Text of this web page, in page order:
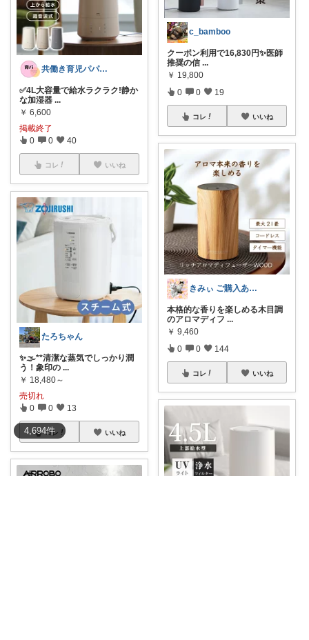
4,694件
共働き育児パパのあるあるROOM
✅4L大容量で給水ラクラク!静か
な加湿器 ...
￥ 6,600
掲載終了
0 0 40
コレ いいね
たろちゃん
✨🌫️**清潔な蒸気でしっかり潤
う！象印の ...
￥ 18,480～
売切れ
0 0 13
コレ いいね
c_bamboo
クーポン利用で16,830円✨医師
推奨の信 ...
￥ 19,800
0 0 19
コレ いいね
きみぃ ご購入ありがとうございます♪
本格的な香りを楽しめる木目調
のアロマディフ ...
￥ 9,460
0 0 144
コレ いいね